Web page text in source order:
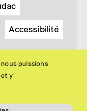
puissions
y
Accessibilité